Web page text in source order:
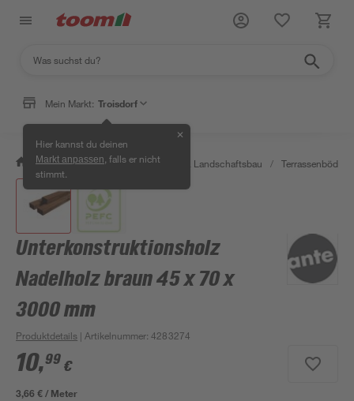
Mein Markt: Troisdorf
Hier kannst du deinen
Markt anpassen , falls er nicht
stimmt.
✕
/ Garten & Freizeit / Gartenbau & Landschaftsbau / Terrassenböden
Unterkonstruktionsholz
Nadelholz braun 45 x 70 x
3000 mm
Produktdetails | Artikelnummer:4283274
10,99 €
3,66 € / Meter